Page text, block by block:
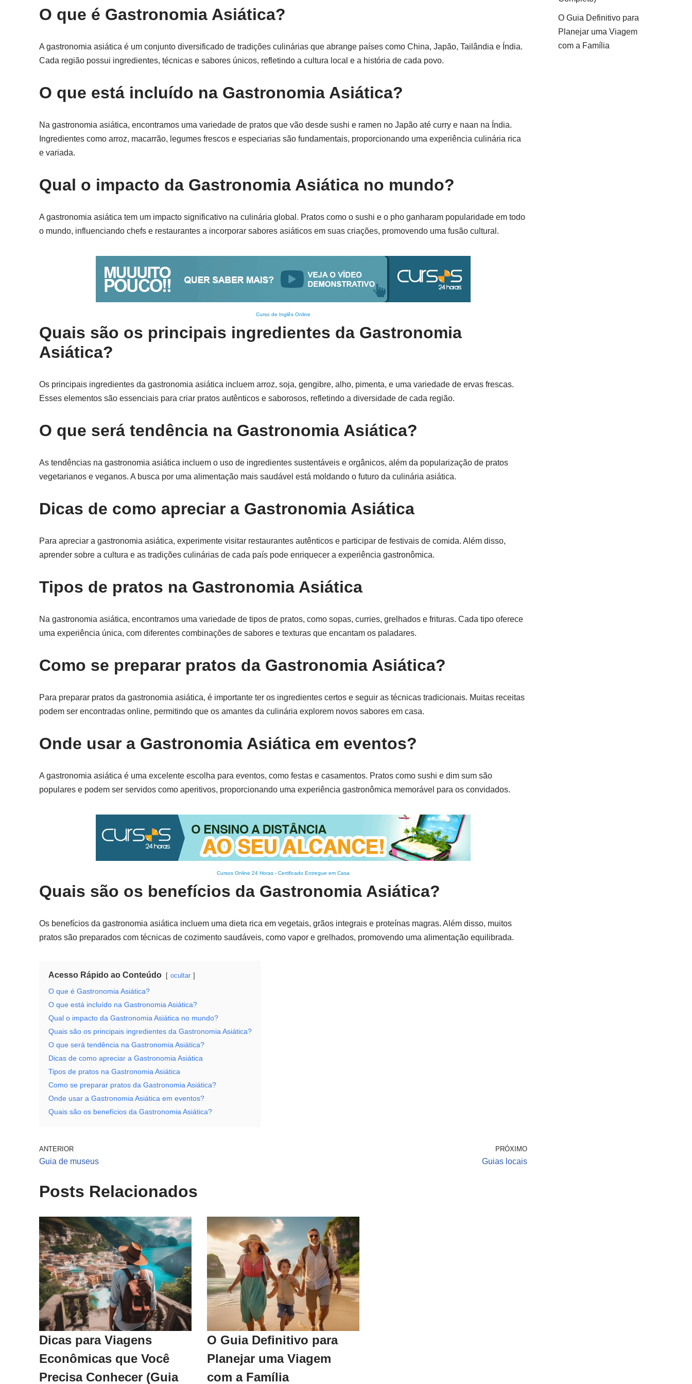
O que é Gastronomia Asiática?
A gastronomia asiática é um conjunto diversificado de tradições culinárias que abrange países como China, Japão, Tailândia e Índia.
Cada região possui ingredientes, técnicas e sabores únicos, refletindo a cultura local e a história de cada povo.
O que está incluído na Gastronomia Asiática?
Na gastronomia asiática, encontramos uma variedade de pratos que vão desde sushi e ramen no Japão até curry e naan na Índia.
Ingredientes como arroz, macarrão, legumes frescos e especiarias são fundamentais, proporcionando uma experiência culinária rica
e variada.
Qual o impacto da Gastronomia Asiática no mundo?
A gastronomia asiática tem um impacto significativo na culinária global. Pratos como o sushi e o pho ganharam popularidade em todo
o mundo, influenciando chefs e restaurantes a incorporar sabores asiáticos em suas criações, promovendo uma fusão cultural.
Curso de Inglês Online
Quais são os principais ingredientes da Gastronomia
Asiática?
Os principais ingredientes da gastronomia asiática incluem arroz, soja, gengibre, alho, pimenta, e uma variedade de ervas frescas.
Esses elementos são essenciais para criar pratos autênticos e saborosos, refletindo a diversidade de cada região.
O que será tendência na Gastronomia Asiática?
As tendências na gastronomia asiática incluem o uso de ingredientes sustentáveis e orgânicos, além da popularização de pratos
vegetarianos e veganos. A busca por uma alimentação mais saudável está moldando o futuro da culinária asiática.
Dicas de como apreciar a Gastronomia Asiática
Para apreciar a gastronomia asiática, experimente visitar restaurantes autênticos e participar de festivais de comida. Além disso,
aprender sobre a cultura e as tradições culinárias de cada país pode enriquecer a experiência gastronômica.
Tipos de pratos na Gastronomia Asiática
Na gastronomia asiática, encontramos uma variedade de tipos de pratos, como sopas, curries, grelhados e frituras. Cada tipo oferece
uma experiência única, com diferentes combinações de sabores e texturas que encantam os paladares.
Como se preparar pratos da Gastronomia Asiática?
Para preparar pratos da gastronomia asiática, é importante ter os ingredientes certos e seguir as técnicas tradicionais. Muitas receitas
podem ser encontradas online, permitindo que os amantes da culinária explorem novos sabores em casa.
Onde usar a Gastronomia Asiática em eventos?
A gastronomia asiática é uma excelente escolha para eventos, como festas e casamentos. Pratos como sushi e dim sum são
populares e podem ser servidos como aperitivos, proporcionando uma experiência gastronômica memorável para os convidados.
Cursos Online 24 Horas- Certificado Entregue em Casa
Quais são os benefícios da Gastronomia Asiática?
Os benefícios da gastronomia asiática incluem uma dieta rica em vegetais, grãos integrais e proteínas magras. Além disso, muitos
pratos são preparados com técnicas de cozimento saudáveis, como vapor e grelhados, promovendo uma alimentação equilibrada.
Acesso Rápido ao Conteúdo ocultar
O que é Gastronomia Asiática?
O que está incluído na Gastronomia Asiática?
Qual o impacto da Gastronomia Asiática no mundo?
Quais são os principais ingredientes da Gastronomia Asiática?
O que será tendência na Gastronomia Asiática?
Dicas de como apreciar a Gastronomia Asiática
Tipos de pratos na Gastronomia Asiática
Como se preparar pratos da Gastronomia Asiática?
Onde usar a Gastronomia Asiática em eventos?
Quais são os benefícios da Gastronomia Asiática?
ANTERIOR
Guia de museus
PRÓXIMO
Guias locais
Posts Relacionados
Dicas para Viagens
Econômicas que Você
Precisa Conhecer (Guia
O Guia Definitivo para
Planejar uma Viagem
com a Família
O Guia Definitivo para
Planejar uma Viagem
com a Família